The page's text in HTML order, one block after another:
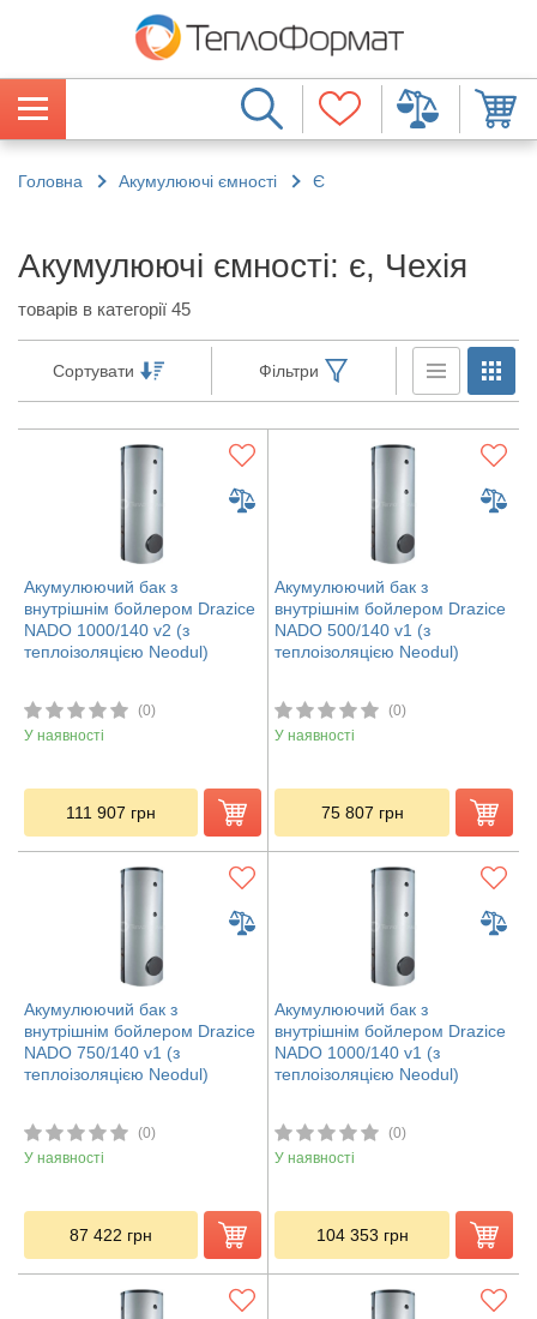
Головна Акумулюючі ємності Є
Акумулюючі ємності: є, Чехія
товарів в категорії 45
Сортувати Фільтри
Акумулюючий бак з
внутрішнім бойлером Drazice
NADO 1000/140 v2 (з
теплоізоляцією Neodul)
(0)
У наявності
111 907 грн
Акумулюючий бак з
внутрішнім бойлером Drazice
NADO 500/140 v1 (з
теплоізоляцією Neodul)
(0)
У наявності
75 807 грн
Акумулюючий бак з
внутрішнім бойлером Drazice
NADO 750/140 v1 (з
теплоізоляцією Neodul)
(0)
У наявності
87 422 грн
Акумулюючий бак з
внутрішнім бойлером Drazice
NADO 1000/140 v1 (з
теплоізоляцією Neodul)
(0)
У наявності
104 353 грн